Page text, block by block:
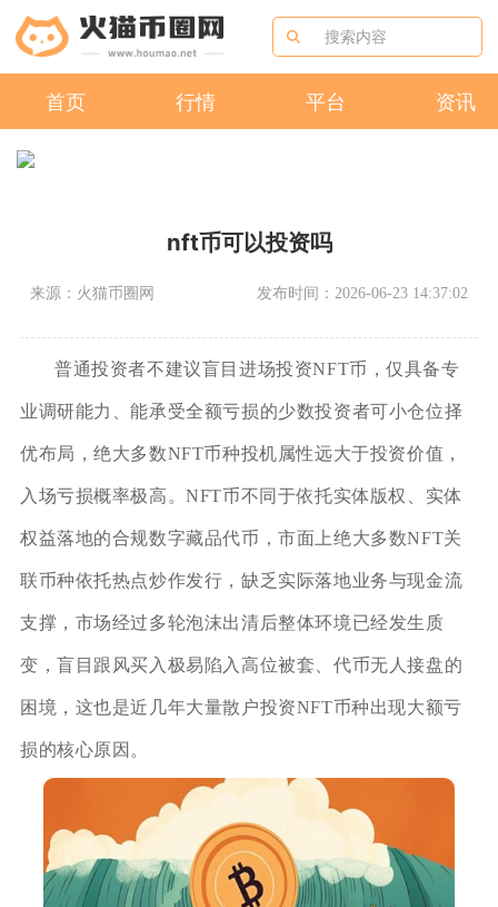
首页 行情 平台 资讯
nft币可以投资吗
来源：火猫币圈网 发布时间：2026-06-23 14:37:02
普通投资者不建议盲目进场投资NFT币，仅具备专
业调研能力、能承受全额亏损的少数投资者可小仓位择
优布局，绝大多数NFT币种投机属性远大于投资价值，
入场亏损概率极高。NFT币不同于依托实体版权、实体
权益落地的合规数字藏品代币，市面上绝大多数NFT关
联币种依托热点炒作发行，缺乏实际落地业务与现金流
支撑，市场经过多轮泡沫出清后整体环境已经发生质
变，盲目跟风买入极易陷入高位被套、代币无人接盘的
困境，这也是近几年大量散户投资NFT币种出现大额亏
损的核心原因。